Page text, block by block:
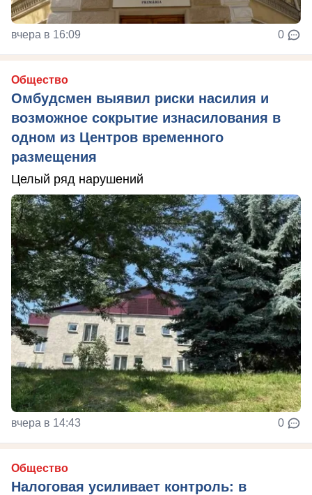
вчера в 16:09 0
Общество
Омбудсмен выявил риски насилия и
возможное сокрытие изнасилования в
одном из Центров временного
размещения
Целый ряд нарушений
вчера в 14:43 0
Общество
Налоговая усиливает контроль: в